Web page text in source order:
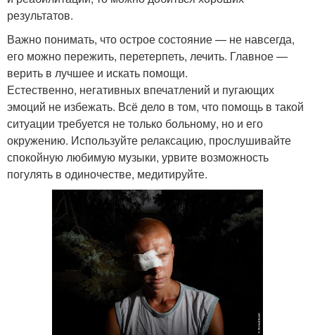
результатов.
Важно понимать, что острое состояние — не навсегда,
его можно пережить, перетерпеть, лечить. Главное —
верить в лучшее и искать помощи.
Естественно, негативных впечатлений и пугающих
эмоций не избежать. Всё дело в том, что помощь в такой
ситуации требуется не только больному, но и его
окружению. Используйте релаксацию, прослушивайте
спокойную любимую музыки, урвите возможность
погулять в одиночестве, медитируйте.